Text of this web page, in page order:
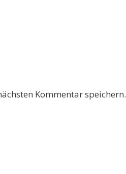
Kommentar speichern.